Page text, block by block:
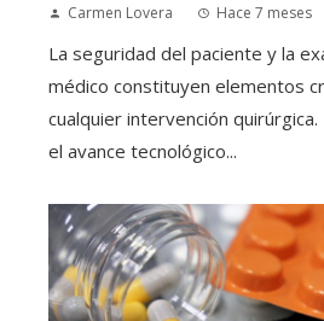
Carmen Lovera Hace 7 meses
La seguridad del paciente y la
médico constituyen elementos
cualquier intervención
el avance tecnológico...